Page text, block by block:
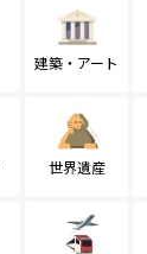
建築・アート
世界遺産